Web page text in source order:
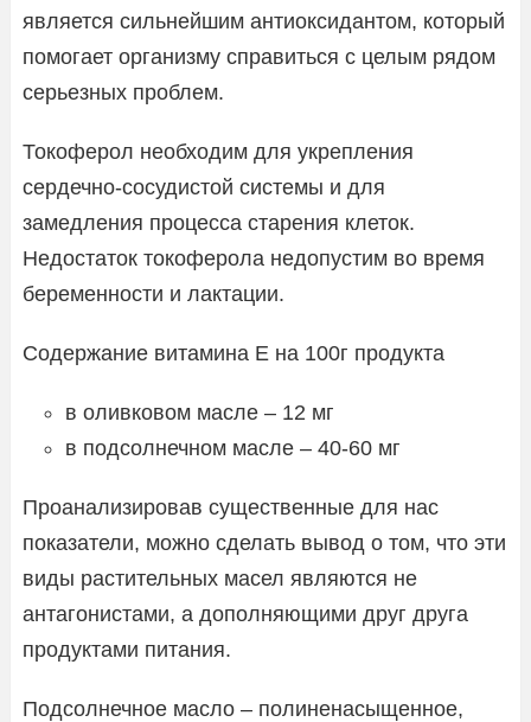
является сильнейшим антиоксидантом, который
помогает организму справиться с целым рядом
серьезных проблем.
Токоферол необходим для укрепления
сердечно-сосудистой системы и для
замедления процесса старения клеток.
Недостаток токоферола недопустим во время
беременности и лактации.
Содержание витамина Е на 100г продукта
в оливковом масле – 12 мг
в подсолнечном масле – 40-60 мг
Проанализировав существенные для нас
показатели, можно сделать вывод о том, что эти
виды растительных масел являются не
антагонистами, а дополняющими друг друга
продуктами питания.
Подсолнечное масло – полиненасыщенное,